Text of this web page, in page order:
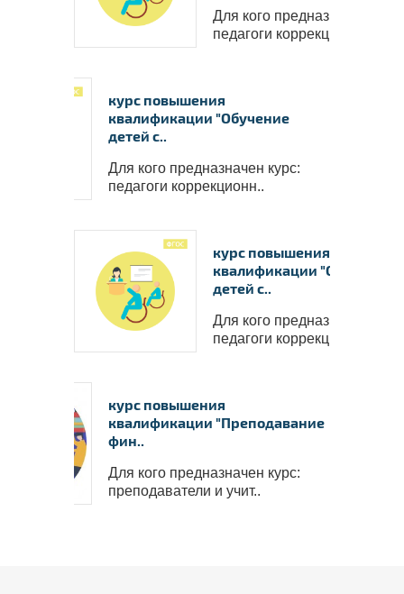
Для кого предназначен курс:
педагоги коррекционн..
курс повышения
квалификации "Обучение
детей с..
Для кого предназначен курс:
педагоги коррекционн..
курс повышения
квалификации "Обучение
детей с..
Для кого предназначен курс:
педагоги коррекционн..
курс повышения
квалификации "Преподавание
фин..
Для кого предназначен курс:
преподаватели и учит..